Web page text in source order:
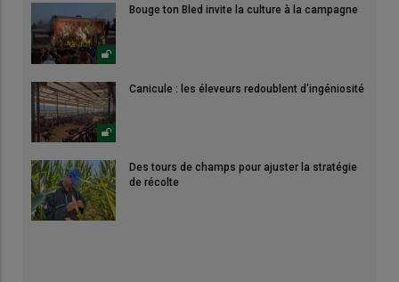
Bouge ton Bled invite la culture à la campagne
Canicule : les éleveurs redoublent d'ingéniosité
Des tours de champs pour ajuster la stratégie
de récolte